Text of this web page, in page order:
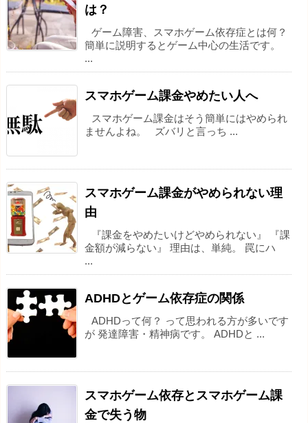
は？
ゲーム障害、スマホゲーム依存症とは何？
簡単に説明するとゲーム中心の生活です。
...
スマホゲーム課金やめたい人へ
スマホゲーム課金はそう簡単にはやめられ
ませんよね。 ズバリと言っち ...
スマホゲーム課金がやめられない理
由
『課金をやめたいけどやめられない』 『課
金額が減らない』 理由は、単純。 罠にハ
...
ADHDとゲーム依存症の関係
ADHDって何？ って思われる方が多いです
が 発達障害・精神病です。 ADHDと ...
スマホゲーム依存とスマホゲーム課
金で失う物